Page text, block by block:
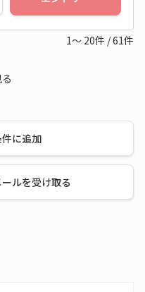
1～ 20件 /61件
に追加
ルを受け取る